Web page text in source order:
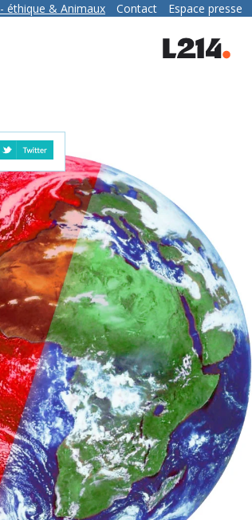
- éthique & Animaux
contact
Contact Espace presse